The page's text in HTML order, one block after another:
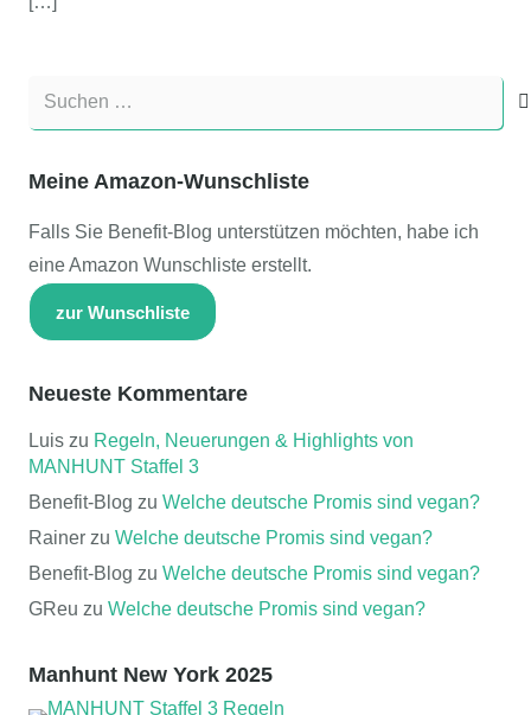
Suchen
nach:
Meine Amazon-Wunschliste
Falls Sie Benefit-Blog unterstützen möchten, habe ich
eine Amazon Wunschliste erstellt.
zur Wunschliste
Neueste Kommentare
Luis zu Regeln, Neuerungen & Highlights von
MANHUNT Staffel 3
Benefit-Blog zu Welche deutsche Promis sind vegan?
Rainer zu Welche deutsche Promis sind vegan?
Benefit-Blog zu Welche deutsche Promis sind vegan?
GReu zu Welche deutsche Promis sind vegan?
Manhunt New York 2025